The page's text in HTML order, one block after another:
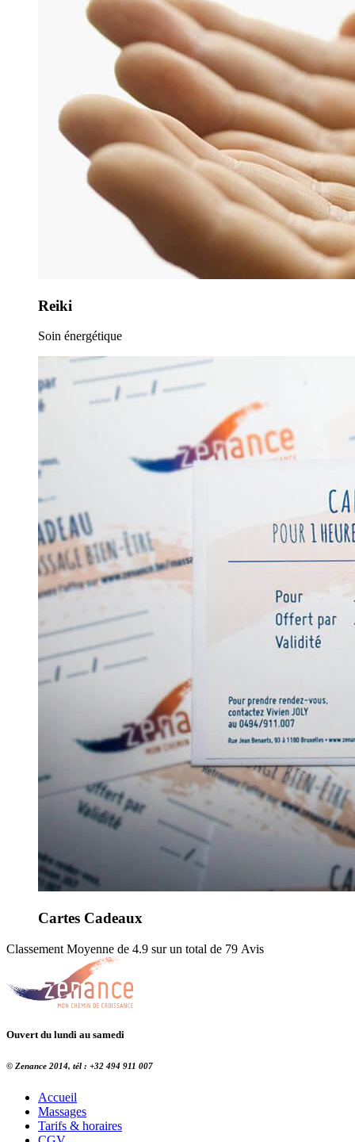
Reiki
Soin énergétique
Cartes Cadeaux
Classement Moyenne de 4.9 sur un total de 79 Avis
Ouvert du lundi au samedi
© Zenance 2014, tél : +32 494 911 007
Accueil
Massages
Tarifs & horaires